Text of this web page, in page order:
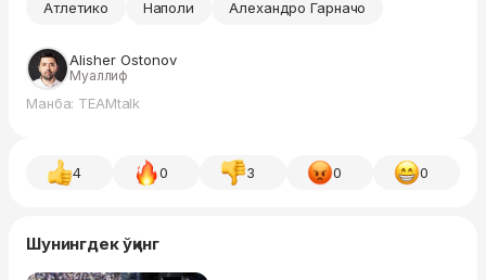
Атлетико
Наполи Алехандро Гарначо
Alisher Ostonov
Муаллиф
Манба: TEAMtalk
4 0 3 0 0
Шунингдек ўқинг